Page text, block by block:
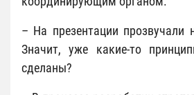
– На презентации прозвучали
Значит, уже какие-то
сделаны?